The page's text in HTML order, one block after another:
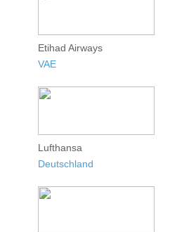
Etihad Airways
VAE
Lufthansa
Deutschland